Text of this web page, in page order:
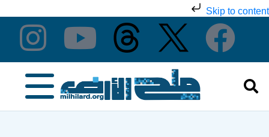
Skip to content